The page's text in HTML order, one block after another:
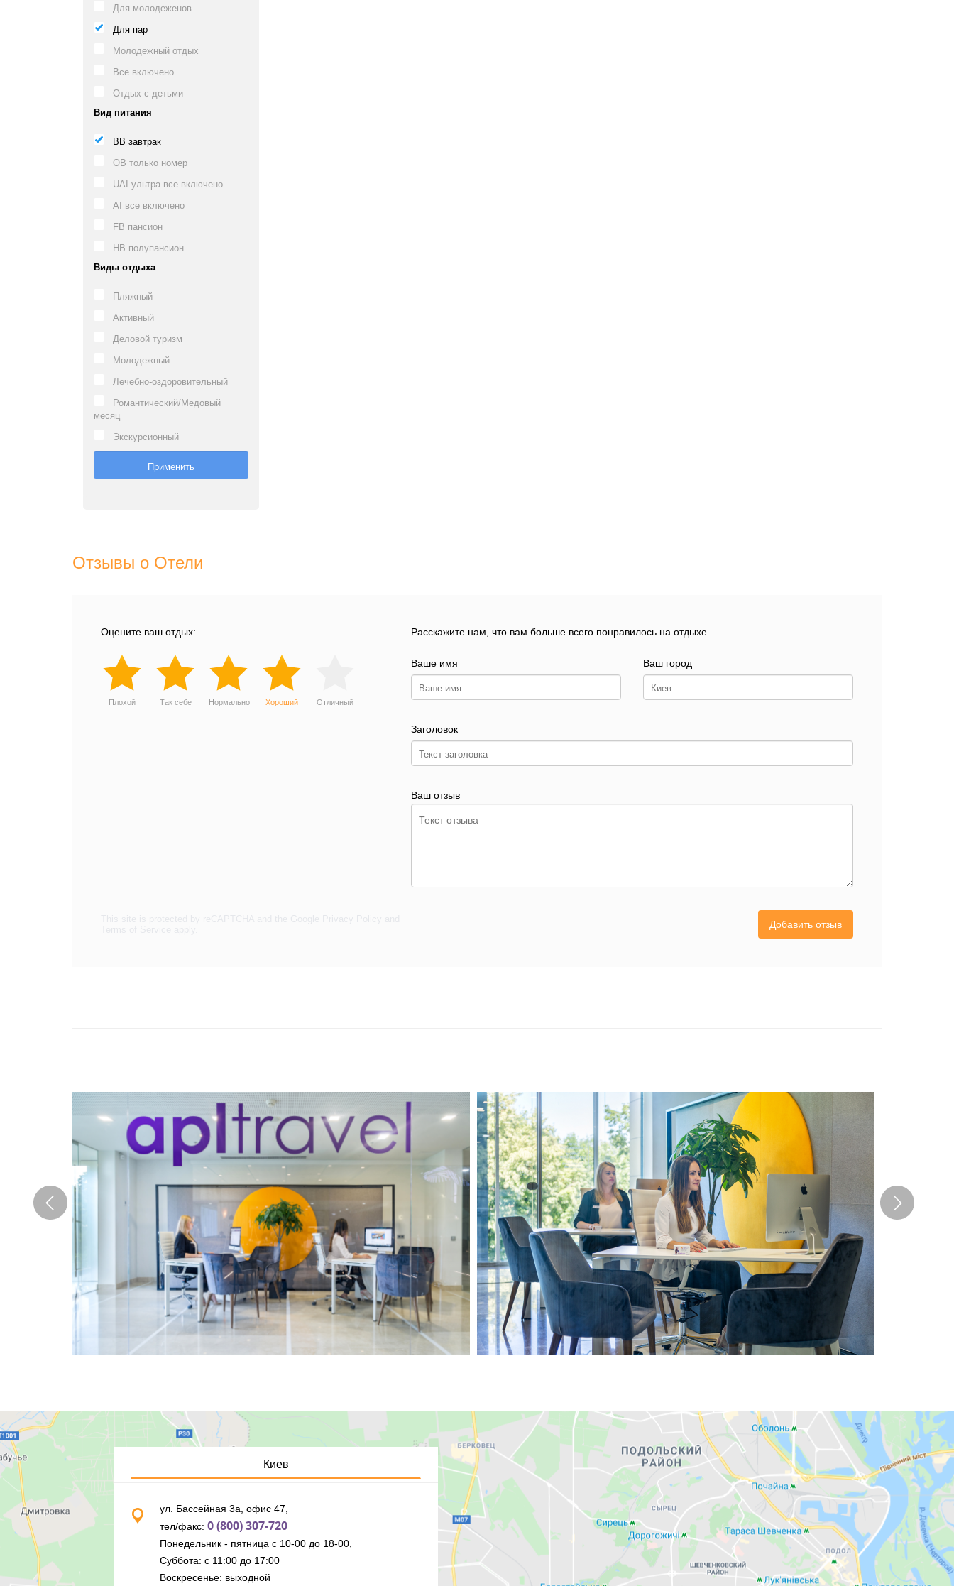
Для молодеженов
Для пар
Молодежный отдых
Все включено
Отдых с детьми
Вид питания
BB завтрак
OB только номер
UAI ультра все включено
AI все включено
FB пансион
HB полупансион
Виды отдыха
Пляжный
Активный
Деловой туризм
Молодежный
Лечебно-оздоровительный
Романтический/Медовый
месяц
Экскурсионный
Отзывы о Отели
Оцените ваш отдых:
Плохой Так себе Нормально Хороший Отличный
Расскажите нам, что вам больше всего понравилось на отдыхе.
Ваше имя Ваш город
Заголовок
Ваш отзыв
Добавить отзыв
Киев
ул. Бассейная 3а, офис 47,
тел/факс: 0 (800) 307-720
Понедельник - пятница с 10-00 до 18-00,
Суббота: с 11:00 до 17:00
Воскресенье: выходной